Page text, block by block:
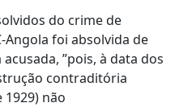
do crime de
Angola foi absolvida de
”pois, à data dos
contraditória
não